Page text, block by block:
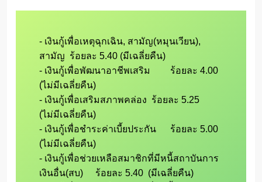
- เงินกู้เพื่อเหตุฉุกเฉิน, สามัญ(หมุนเวียน),
สามัญ  ร้อยละ 5.40 (มีเฉลี่ยคืน)
- เงินกู้เพื่อพัฒนาอาชีพเสริม 	ร้อยละ 4.00
(ไม่มีเฉลี่ยคืน)
- เงินกู้เพื่อเสริมสภาพคล่อง	ร้อยละ 5.25
(ไม่มีเฉลี่ยคืน)
- เงินกู้เพื่อชำระค่าเบี้ยประกัน	ร้อยละ 5.00
(ไม่มีเฉลี่ยคืน)
- เงินกู้เพื่อช่วยเหลือสมาชิกที่มีหนี้สถาบันการ
เงินอื่น(สบ)	ร้อยละ 5.40  (มีเฉลี่ยคืน)